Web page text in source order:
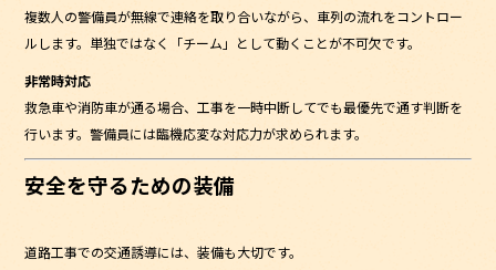
複数人の警備員が無線で連絡を取り合いながら、車列の流れをコントロー
ルします。単独ではなく「チーム」として動くことが不可欠です。
非常時対応
救急車や消防車が通る場合、工事を一時中断してでも最優先で通す判断を
行います。警備員には臨機応変な対応力が求められます。
安全を守るための装備
道路工事での交通誘導には、装備も大切です。